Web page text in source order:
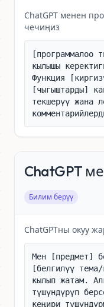
ChatGPT менен
чечиңиз
[программалоо
кылышы
Функция
[чыгыштарды]
текшерүү жана
ChatGPT
Билим берүү
ChatGPTны окуу
Мен [предмет]
[белгилүү
кылып жатам.
түшүндүрүп
кеңири